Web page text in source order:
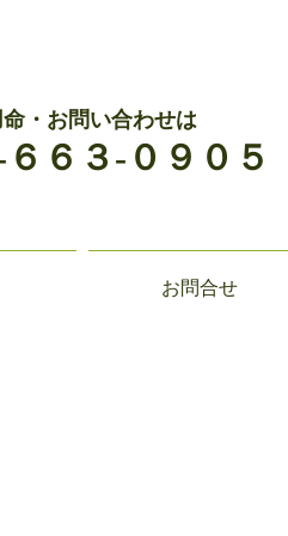
・お問い合わせは
６３-０９０５
お問合せ